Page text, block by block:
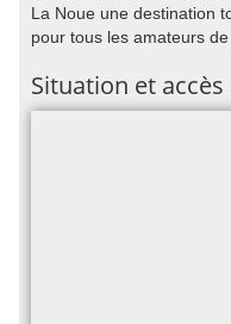
La Noue une destination
pour tous les amateurs
Situation et